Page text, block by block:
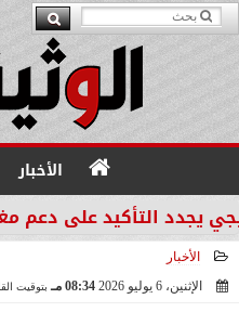
الأخبار
التأكيد على دعم مغربية
الأخبار
الإثنين، 6 يوليو 2026
08:34 مـ بتوقيت